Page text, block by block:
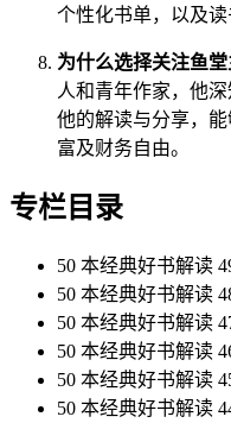
个性化书单，以及
为什么选择关注鱼堂
人和青年作家，他
他的解读与分享，
富及财务自由。
专栏目录
50 本经典好书解读
50 本经典好书解读
50 本经典好书解读
50 本经典好书解读
50 本经典好书解读
50 本经典好书解读